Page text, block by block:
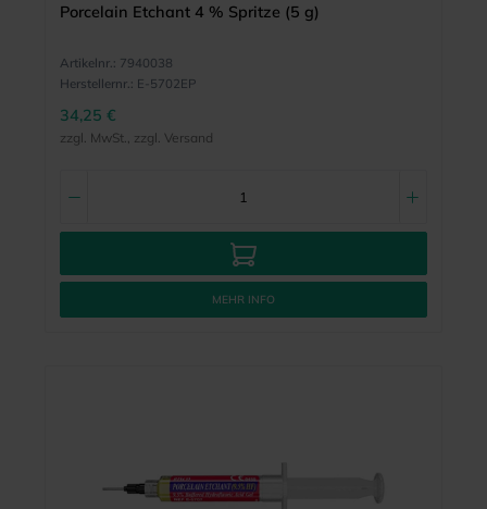
Porcelain Etchant 4 % Spritze (5 g)
Artikelnr.: 7940038
Herstellernr.: E-5702EP
34,25 €
zzgl. MwSt., zzgl. Versand
MEHR INFO